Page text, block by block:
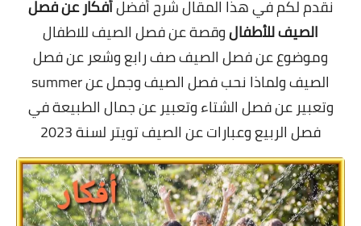
الهاتف
المواقع
زيادة متابعين
العملات المشفرة
الاستثمار
نقدم لكم في هذا المقال شرح أفضلأفكار عن فصل
الصيف للأطفالوقصة عن فصل الصيف للاطفال
وموضوع عن فصل الصيف صف رابع وشعر عن فصل
الصيف ولماذا نحب فصل الصيف وجمل عن summer
وتعبير عن فصل الشتاء وتعبير عن جمال الطبيعة في
فصل الربيع وعبارات عن الصيف تويتر لسنة 2023